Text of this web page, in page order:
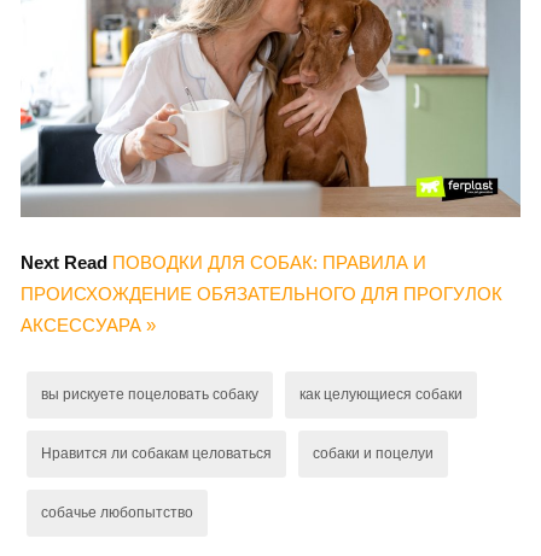
Next Read ПОВОДКИ ДЛЯ СОБАК: ПРАВИЛА И
ПРОИСХОЖДЕНИЕ ОБЯЗАТЕЛЬНОГО ДЛЯ ПРОГУЛОК
АКСЕССУАРА »
вы рискуете поцеловать собаку как целующиеся собаки
Нравится ли собакам целоваться собаки и поцелуи
собачье любопытство